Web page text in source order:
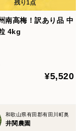
南高梅！訳あり品 中
4kg
¥5,520
和歌山県有田郡有田川町奥
井関農園